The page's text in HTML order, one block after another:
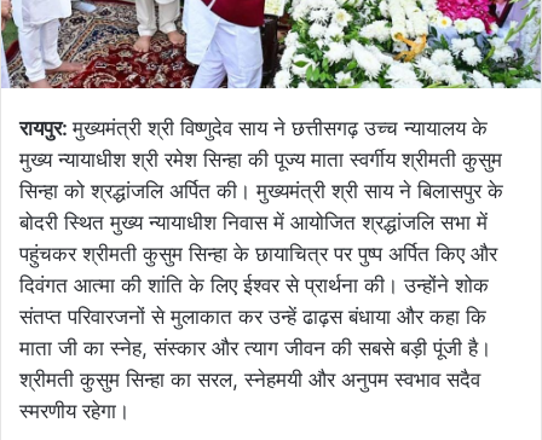
रायपुर:मुख्यमंत्री श्री विष्णुदेव साय ने छत्तीसगढ़ उच्च न्यायालय के
मुख्य न्यायाधीश श्री रमेश सिन्हा की पूज्य माता स्वर्गीय श्रीमती कुसुम
सिन्हा को श्रद्धांजलि अर्पित की। मुख्यमंत्री श्री साय ने बिलासपुर के
बोदरी स्थित मुख्य न्यायाधीश निवास में आयोजित श्रद्धांजलि सभा में
पहुंचकर श्रीमती कुसुम सिन्हा के छायाचित्र पर पुष्प अर्पित किए और
दिवंगत आत्मा की शांति के लिए ईश्वर से प्रार्थना की। उन्होंने शोक
संतप्त परिवारजनों से मुलाकात कर उन्हें ढाढ़स बंधाया और कहा कि
माता जी का स्नेह, संस्कार और त्याग जीवन की सबसे बड़ी पूंजी है।
श्रीमती कुसुम सिन्हा का सरल, स्नेहमयी और अनुपम स्वभाव सदैव
स्मरणीय रहेगा।